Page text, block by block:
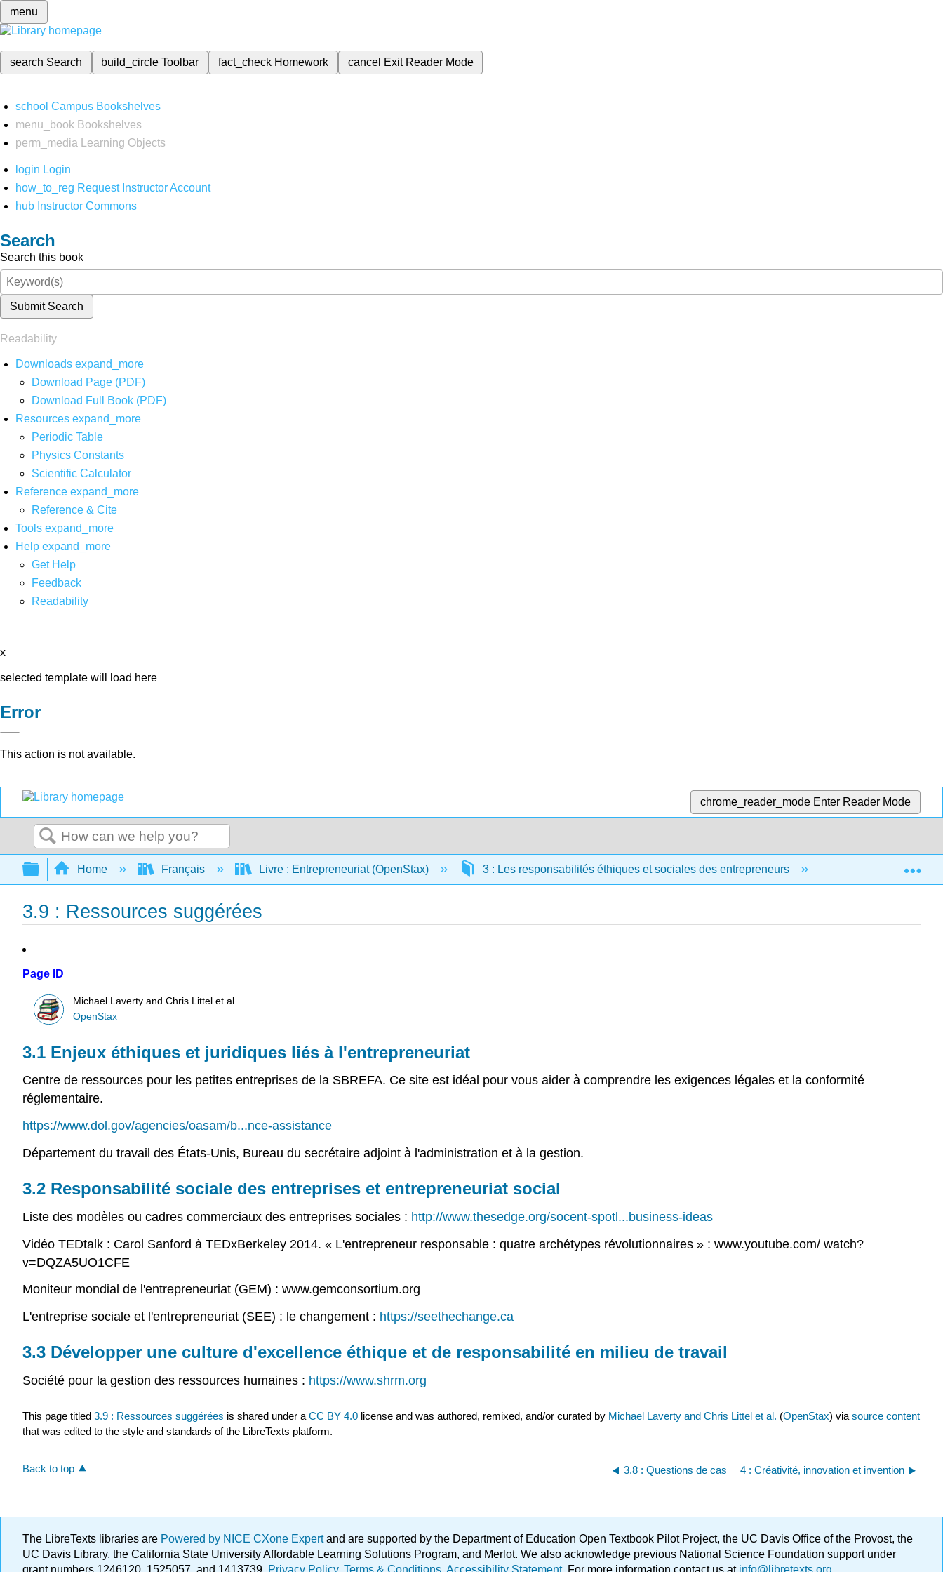
menu
search Search build_circleToolbar fact_check Homework cancel Exit Reader Mode
school Campus Bookshelves
menu_book Bookshelves
perm_media
Learning Objects
login Login
how_to_reg Request Instructor Account
hub Instructor Commons
Search
Search this book
Submit Search
Readability
Downloads expand_more
Download Page (PDF)
Download Full Book (PDF)
Resources expand_more
Periodic Table
Physics Constants
Scientific Calculator
Reference expand_more
Reference & Cite
Tools expand_more
Help expand_more
Get Help
Feedback
Readability
x
selected template will load here
Error
This action is not available.
chrome_reader_mode Enter Reader Mode
Search
Expand/collapse global hierarchy
Home Français Livre : Entrepreneuriat (OpenStax) 3 : Les responsabilités éthiques et sociales des entrepreneurs 3.9 : Ressources
3.9 : Ressources suggérées
Page ID
Michael Laverty and Chris Littel et al.
OpenStax
3.1 Enjeux éthiques et juridiques liés à l'entrepreneuriat
Centre de ressources pour les petites entreprises de la SBREFA. Ce site est idéal pour vous aider à comprendre les exigences légales et la conformité
réglementaire.
https://www.dol.gov/agencies/oasam/b...nce-assistance
Département du travail des États-Unis, Bureau du secrétaire adjoint à l'administration et à la gestion.
3.2 Responsabilité sociale des entreprises et entrepreneuriat social
Liste des modèles ou cadres commerciaux des entreprises sociales : http://www.thesedge.org/socent-spotl...business-ideas
Vidéo TEDtalk : Carol Sanford à TEDxBerkeley 2014. « L'entrepreneur responsable : quatre archétypes révolutionnaires » : www.youtube.com/ watch?
v=DQZA5UO1CFE
Moniteur mondial de l'entrepreneuriat (GEM) : www.gemconsortium.org
L'entreprise sociale et l'entrepreneuriat (SEE) : le changement : https://seethechange.ca
3.3 Développer une culture d'excellence éthique et de responsabilité en milieu de travail
Société pour la gestion des ressources humaines : https://www.shrm.org
This page titled 3.9 : Ressources suggérées is shared under a CC BY 4.0 license and was authored, remixed, and/or curated by Michael Laverty and Chris Littel et al. (OpenStax) via source content
that was edited to the style and standards of the LibreTexts platform.
Back to top 3.8 : Questions de cas 4 : Créativité, innovation et invention
The LibreTexts libraries are Powered by NICE CXone Expertand are supported by the Department of Education Open Textbook Pilot Project, the UC Davis Office of the Provost, the
UC Davis Library, the California State University Affordable Learning Solutions Program, and Merlot. We also acknowledge previous National Science Foundation support under